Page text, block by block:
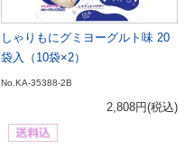
しゃりもにグミヨーグルト味 20
袋入（10袋×2）
No.KA-35388-2B
2,808円(税込)